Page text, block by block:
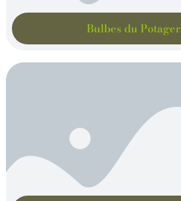
Bulbes du Potager